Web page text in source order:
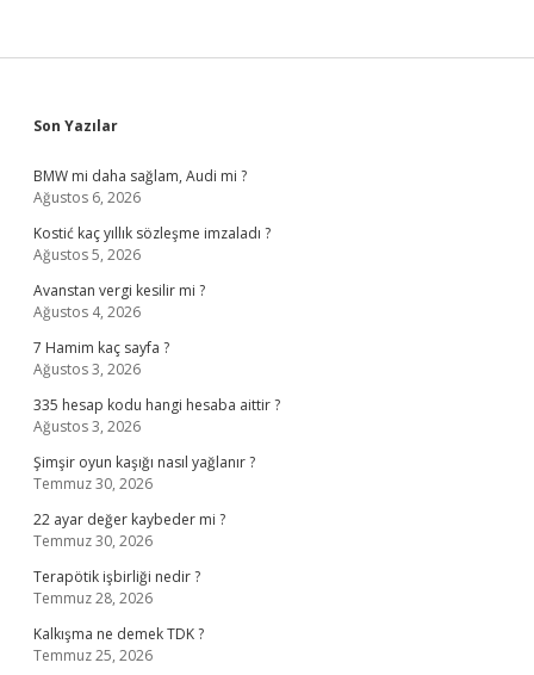
Sidebar
Son Yazılar
BMW mi daha sağlam, Audi mi ?
Ağustos 6, 2026
Kostić kaç yıllık sözleşme imzaladı ?
Ağustos 5, 2026
Avanstan vergi kesilir mi ?
Ağustos 4, 2026
7 Hamim kaç sayfa ?
Ağustos 3, 2026
335 hesap kodu hangi hesaba aittir ?
Ağustos 3, 2026
Şimşir oyun kaşığı nasıl yağlanır ?
Temmuz 30, 2026
22 ayar değer kaybeder mi ?
Temmuz 30, 2026
Terapötik işbirliği nedir ?
Temmuz 28, 2026
Kalkışma ne demek TDK ?
Temmuz 25, 2026